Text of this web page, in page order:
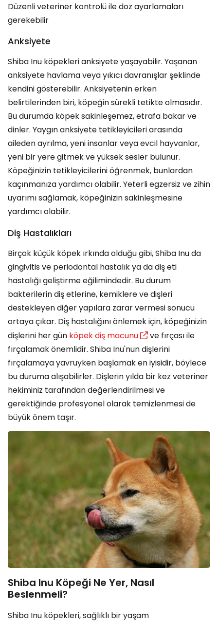
Düzenli veteriner kontrolü ile doz ayarlamaları
gerekebilir​
Anksiyete
Shiba Inu köpekleri anksiyete yaşayabilir. Yaşanan
anksiyete havlama veya yıkıcı davranışlar şeklinde
kendini gösterebilir. Anksiyetenin erken
belirtilerinden biri, köpeğin sürekli tetikte olmasıdır.
Bu durumda köpek sakinleşemez, etrafa bakar ve
dinler. Yaygın anksiyete tetikleyicileri arasında
aileden ayrılma, yeni insanlar veya evcil hayvanlar,
yeni bir yere gitmek ve yüksek sesler bulunur.
Köpeğinizin tetikleyicilerini öğrenmek, bunlardan
kaçınmanıza yardımcı olabilir. Yeterli egzersiz ve zihin
uyarımı sağlamak, köpeğinizin sakinleşmesine
yardımcı olabilir.
Diş Hastalıkları
Birçok küçük köpek ırkında olduğu gibi, Shiba Inu da
gingivitis ve periodontal hastalık ya da diş eti
hastalığı geliştirme eğilimindedir. Bu durum
bakterilerin diş etlerine, kemiklere ve dişleri
destekleyen diğer yapılara zarar vermesi sonucu
ortaya çıkar. Diş hastalığını önlemek için, köpeğinizin
dişlerini her gün köpek diş macunu
ve fırçası ile
fırçalamak önemlidir. Shiba Inu'nun dişlerini
fırçalamaya yavruyken başlamak en iyisidir, böylece
bu duruma alışabilirler. Dişlerin yılda bir kez veteriner
hekiminiz tarafından değerlendirilmesi ve
gerektiğinde profesyonel olarak temizlenmesi de
büyük önem taşır.
Shiba Inu Köpeği Ne Yer, Nasıl
Beslenmeli?
Shiba Inu köpekleri, sağlıklı bir yaşam